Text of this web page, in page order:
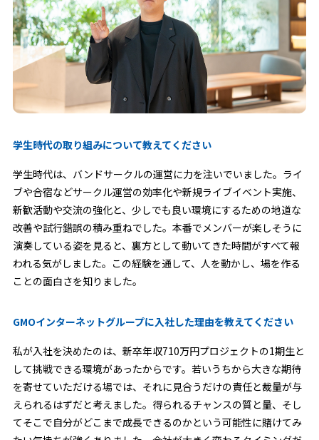
学生時代の取り組みについて教えてください
学生時代は、バンドサークルの運営に力を注いでいました。ライ
ブや合宿などサークル運営の効率化や新規ライブイベント実施、
新歓活動や交流の強化と、少しでも良い環境にするための地道な
改善や試行錯誤の積み重ねでした。本番でメンバーが楽しそうに
演奏している姿を見ると、裏方として動いてきた時間がすべて報
われる気がしました。この経験を通して、人を動かし、場を作る
ことの面白さを知りました。
GMOインターネットグループに入社した理由を教えてください
私が入社を決めたのは、新卒年収710万円プロジェクトの1期生と
して挑戦できる環境があったからです。若いうちから大きな期待
を寄せていただける場では、それに見合うだけの責任と裁量が与
えられるはずだと考えました。得られるチャンスの質と量、そし
てそこで自分がどこまで成長できるのかという可能性に賭けてみ